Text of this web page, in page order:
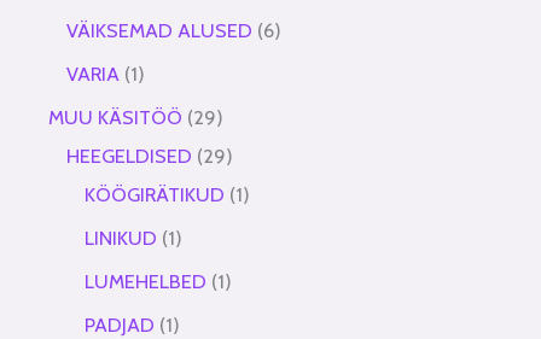
VÄIKSEMAD ALUSED 6
VARIA 1
MUU KÄSITÖÖ 29
HEEGELDISED 29
KÖÖGIRÄTIKUD 1
LINIKUD 1
LUMEHELBED 1
PADJAD 1